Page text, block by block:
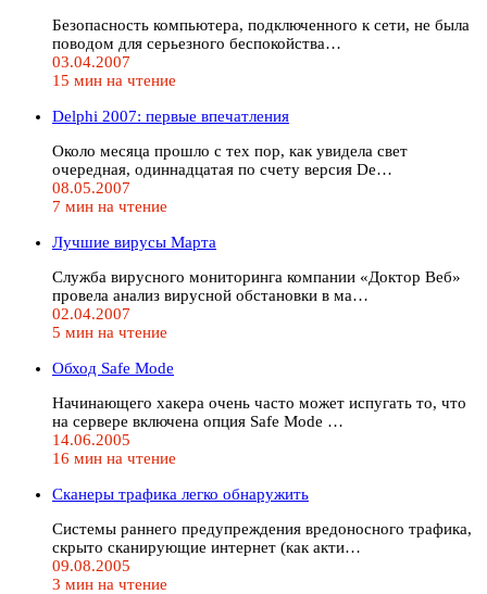
Безопасность компьютера, подключенного к сети, не была
поводом для серьезного беспокойства…
03.04.2007
15 мин на чтение
Delphi 2007: первые впечатления
Около месяца прошло с тех пор, как увидела свет
очередная, одиннадцатая по счету версия De…
08.05.2007
7 мин на чтение
Лучшие вирусы Марта
Служба вирусного мониторинга компании «Доктор Веб»
провела анализ вирусной обстановки в ма…
02.04.2007
5 мин на чтение
Обход Safe Mode
Начинающего хакера очень часто может испугать то, что
на сервере включена опция Safe Mode …
14.06.2005
16 мин на чтение
Сканеры трафика легко обнаружить
Системы раннего предупреждения вредоносного трафика,
скрыто сканирующие интернет (как акти…
09.08.2005
3 мин на чтение